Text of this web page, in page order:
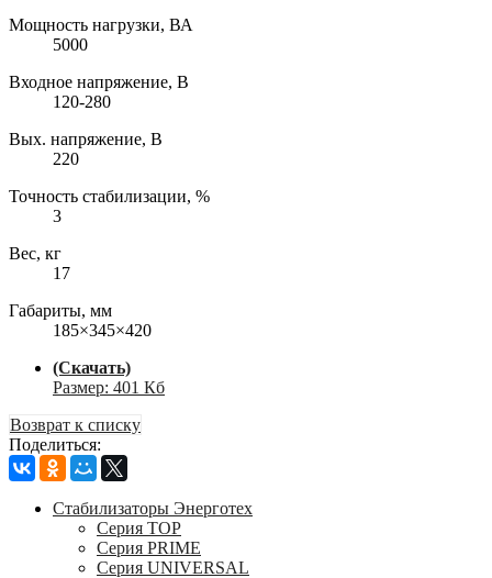
Мощность нагрузки, ВА
5000
Входное напряжение, В
120-280
Вых. напряжение, В
220
Точность стабилизации, %
3
Вес, кг
17
Габариты, мм
185×345×420
(Скачать)
Размер: 401 Кб
Возврат к списку
Поделиться:
Стабилизаторы Энерготех
Серия TOP
Серия PRIME
Серия UNIVERSAL